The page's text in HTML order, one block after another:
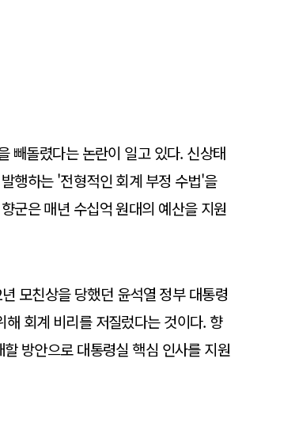
빼돌렸다는 논란이 일고 있다. 신상태
행하는 '전형적인 회계 부정 수법'을
군은 매년 수십억 원대의 예산을 지원
모친상을 당했던 윤석열 정부 대통령
회계 비리를 저질렀다는 것이다. 향
방안으로 대통령실 핵심 인사를 지원